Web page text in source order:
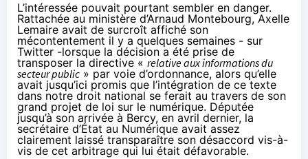
L’intéressée pouvait pourtant sembler en danger.
Rattachée au ministère d’Arnaud Montebourg, Axelle
Lemaire avait de surcroît affiché son
mécontentement il y a quelques semaines - sur
Twitter -lorsque la décision a été prise de
transposer la directive « relative aux informations du
secteur public » par voie d’ordonnance, alors qu’elle
avait jusqu’ici promis que l’intégration de ce texte
dans notre droit national se ferait au travers de son
grand projet de loi sur le numérique. Députée
jusqu’à son arrivée à Bercy, en avril dernier, la
secrétaire d’État au Numérique avait assez
clairement laissé transparaître son désaccord vis-à-
vis de cet arbitrage qui lui était défavorable.